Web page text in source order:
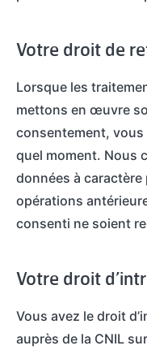
Votre droit de
Lorsque les
mettons en œuvre
consentement, vous
quel moment. Nous
données à
opérations
consenti ne soient
Votre droit
Vous avez le droit
auprès de la CNIL